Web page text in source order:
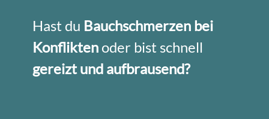
Hast du Bauchschmerzen bei
Konflikten oder bist schnell
gereizt und aufbrausend?